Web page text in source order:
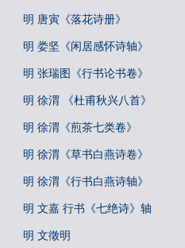
明 唐寅《落花诗册》
明 娄坚《闲居感怀诗轴》
明 张瑞图《行书论书卷》
明 徐渭 《杜甫秋兴八首》
明 徐渭《煎茶七类卷》
明 徐渭《草书白燕诗卷》
明 徐渭《行书白燕诗轴》
明 文嘉 行书《七绝诗》轴
明 文徵明